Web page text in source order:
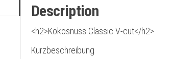
Description
<h2>Kokosnuss Classic V-cut</h2>
Kurzbeschreibung